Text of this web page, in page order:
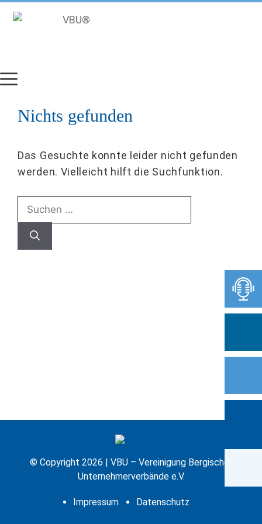
Inhalt
Nichts gefunden
Das Gesuchte konnte leider nicht gefunden
werden. Vielleicht hilft die Suchfunktion.
NACH:
© Copyright 2026 | VBU – Vereinigung Bergischer
Unternehmerverbände e.V.
Impressum Datenschutz